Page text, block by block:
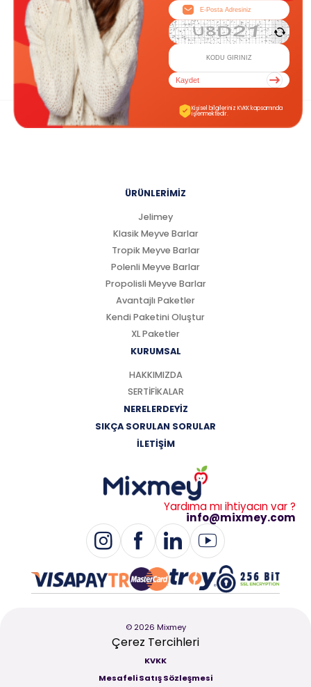
Kaydet
Kişisel bilgileriniz KVKK kapsamında
işlenmektedir.
ÜRÜNLERİMİZ
Jelimey
Klasik Meyve Barlar
Tropik Meyve Barlar
Polenli Meyve Barlar
Propolisli Meyve Barlar
Avantajlı Paketler
Kendi Paketini Oluştur
XL Paketler
KURUMSAL
HAKKIMIZDA
SERTİFİKALAR
NERELERDEYİZ
SIKÇA SORULAN SORULAR
İLETİŞİM
Yardıma mı ihtiyacın var ?
info@mixmey.com
© 2026 Mixmey
Çerez Tercihleri
KVKK
Mesafeli Satış Sözleşmesi